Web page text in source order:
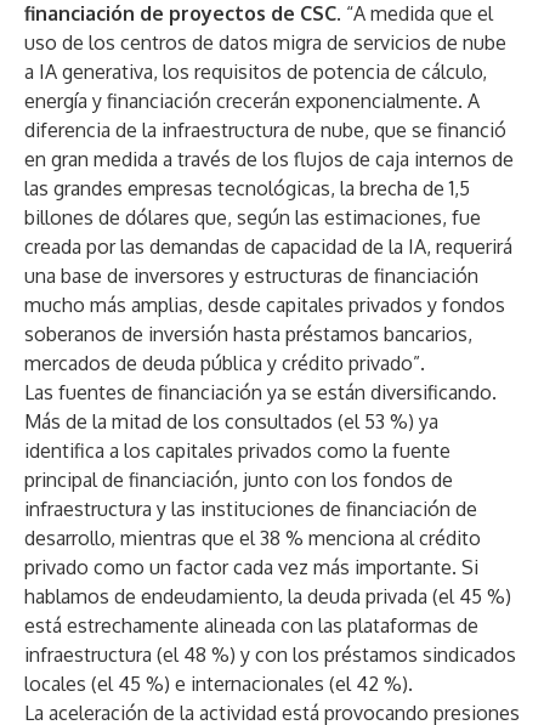
financiación de proyectos de CSC. “A medida que el
uso de los centros de datos migra de servicios de nube
a IA generativa, los requisitos de potencia de cálculo,
energía y financiación crecerán exponencialmente. A
diferencia de la infraestructura de nube, que se financió
en gran medida a través de los flujos de caja internos de
las grandes empresas tecnológicas, la brecha de 1,5
billones de dólares que, según las estimaciones, fue
creada por las demandas de capacidad de la IA, requerirá
una base de inversores y estructuras de financiación
mucho más amplias, desde capitales privados y fondos
soberanos de inversión hasta préstamos bancarios,
mercados de deuda pública y crédito privado”.
Las fuentes de financiación ya se están diversificando.
Más de la mitad de los consultados (el 53 %) ya
identifica a los capitales privados como la fuente
principal de financiación, junto con los fondos de
infraestructura y las instituciones de financiación de
desarrollo, mientras que el 38 % menciona al crédito
privado como un factor cada vez más importante. Si
hablamos de endeudamiento, la deuda privada (el 45 %)
está estrechamente alineada con las plataformas de
infraestructura (el 48 %) y con los préstamos sindicados
locales (el 45 %) e internacionales (el 42 %).
La aceleración de la actividad está provocando presiones